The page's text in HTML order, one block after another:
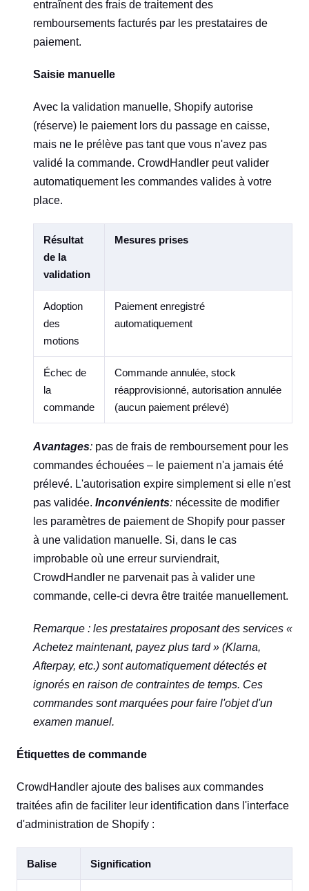
entraînent des frais de traitement des
remboursements facturés par les prestataires de
paiement.
Saisie manuelle
Avec la validation manuelle, Shopify autorise
(réserve) le paiement lors du passage en caisse,
mais ne le prélève pas tant que vous n'avez pas
validé la commande. CrowdHandler peut valider
automatiquement les commandes valides à votre
place.
Résultat
de la
validation
Mesures prises
Adoption
des
motions
Paiement enregistré
automatiquement
Échec de
la
commande
Commande annulée, stock
réapprovisionné, autorisation annulée
(aucun paiement prélevé)
Avantages: pas de frais de remboursement pour les
commandes échouées – le paiement n'a jamais été
prélevé. L'autorisation expire simplement si elle n'est
pas validée. Inconvénients: nécessite de modifier
les paramètres de paiement de Shopify pour passer
à une validation manuelle. Si, dans le cas
improbable où une erreur surviendrait,
CrowdHandler ne parvenait pas à valider une
commande, celle-ci devra être traitée manuellement.
Remarque : les prestataires proposant des services «
Achetez maintenant, payez plus tard » (Klarna,
Afterpay, etc.) sont automatiquement détectés et
ignorés en raison de contraintes de temps. Ces
commandes sont marquées pour faire l'objet d'un
examen manuel.
Étiquettes de commande
CrowdHandler ajoute des balises aux commandes
traitées afin de faciliter leur identification dans l'interface
d'administration de Shopify :
Balise Signification